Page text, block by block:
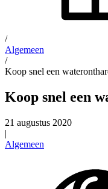
/
Algemeen
/
Koop snel een
Koop snel een
21 augustus 2020
|
Algemeen